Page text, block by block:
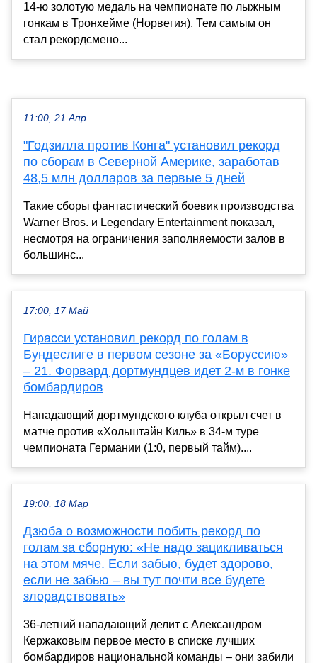
14-ю золотую медаль на чемпионате по лыжным
гонкам в Тронхейме (Норвегия). Тем самым он
стал рекордсмено...
11:00, 21 Апр
"Годзилла против Конга" установил рекорд
по сборам в Северной Америке, заработав
48,5 млн долларов за первые 5 дней
Такие сборы фантастический боевик производства
Warner Bros. и Legendary Entertainment показал,
несмотря на ограничения заполняемости залов в
большинс...
17:00, 17 Май
Гирасси установил рекорд по голам в
Бундеслиге в первом сезоне за «Боруссию»
– 21. Форвард дортмундцев идет 2-м в гонке
бомбардиров
Нападающий дортмундского клуба открыл счет в
матче против «Хольштайн Киль» в 34-м туре
чемпионата Германии (1:0, первый тайм)....
19:00, 18 Мар
Дзюба о возможности побить рекорд по
голам за сборную: «Не надо зацикливаться
на этом мяче. Если забью, будет здорово,
если не забью – вы тут почти все будете
злорадствовать»
36-летний нападающий делит с Александром
Кержаковым первое место в списке лучших
бомбардиров национальной команды – они забили